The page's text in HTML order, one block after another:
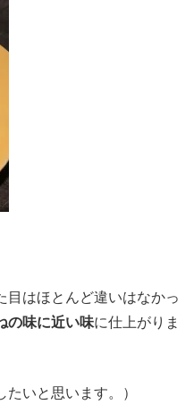
はほとんど違いはなかっ
の味に近い味に仕上がりま
いと思います。）